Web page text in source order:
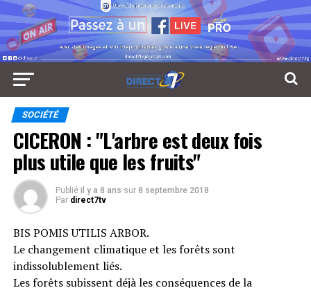
SOCIÉTÉ
CICERON : "L'arbre est deux fois
plus utile que les fruits"
Publié il y a 8 ans sur 8 septembre 2018
Par direct7tv
BIS POMIS UTILIS ARBOR.
Le changement climatique et les forêts sont
indissolublement liés.
Les forêts subissent déjà les conséquences de la